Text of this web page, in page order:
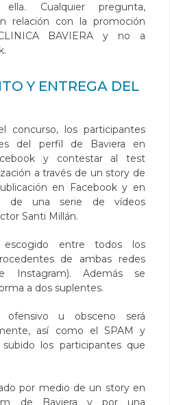
Cualquier pregunta,
relación con la promoción
BAVIERA y no a
Y ENTREGA DEL
concurso, los participantes
del perfil de Baviera en
y contestar al test
a través de un story de
en Facebook y en
de una serie de vídeos
Santi Millán.
entre todos los
de ambas redes
Instagram). Además se
a dos suplentes.
ofensivo u obsceno será
así como el SPAM y
los participantes que
por medio de un story en
de Baviera y por una